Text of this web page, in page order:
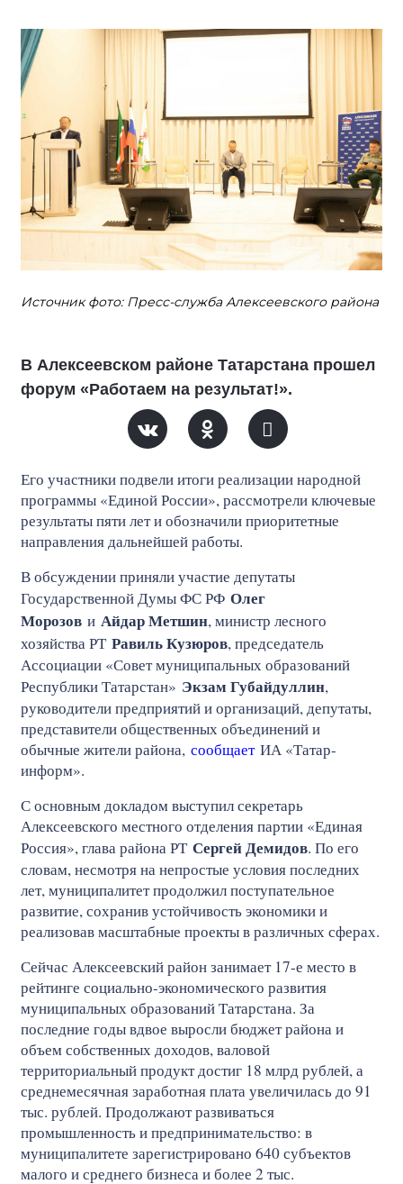
Источник фото: Пресс-служба Алексеевского района
В Алексеевском районе Татарстана прошел
форум «Работаем на результат!».
Его участники подвели итоги реализации народной
программы «Единой России», рассмотрели ключевые
результаты пяти лет и обозначили приоритетные
направления дальнейшей работы.
В обсуждении приняли участие депутаты
Государственной Думы ФС РФ Олег
Морозов и Айдар Метшин, министр лесного
хозяйства РТ Равиль Кузюров, председатель
Ассоциации «Совет муниципальных образований
Республики Татарстан» Экзам Губайдуллин,
руководители предприятий и организаций, депутаты,
представители общественных объединений и
обычные жители района, сообщаетИА «Татар-
информ».
С основным докладом выступил секретарь
Алексеевского местного отделения партии «Единая
Россия», глава района РТ Сергей Демидов. По его
словам, несмотря на непростые условия последних
лет, муниципалитет продолжил поступательное
развитие, сохранив устойчивость экономики и
реализовав масштабные проекты в различных сферах.
Сейчас Алексеевский район занимает 17-е место в
рейтинге социально-экономического развития
муниципальных образований Татарстана. За
последние годы вдвое выросли бюджет района и
объем собственных доходов, валовой
территориальный продукт достиг 18 млрд рублей, а
среднемесячная заработная плата увеличилась до 91
тыс. рублей. Продолжают развиваться
промышленность и предпринимательство: в
муниципалитете зарегистрировано 640 субъектов
малого и среднего бизнеса и более 2 тыс.